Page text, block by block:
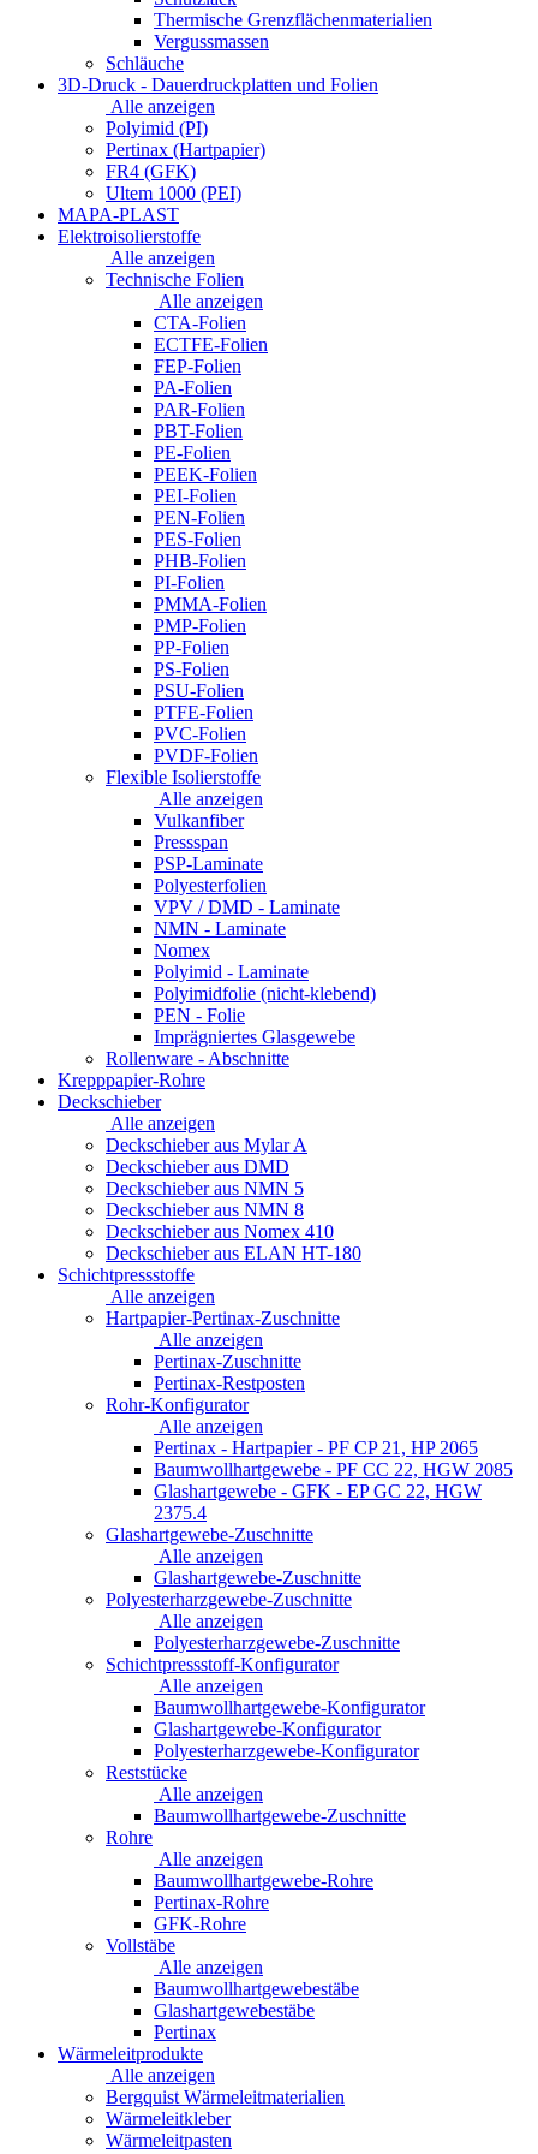
Thermische Grenzflächenmaterialien
Vergussmassen
Schläuche
3D-Druck - Dauerdruckplatten und Folien
Alle anzeigen
Polyimid (PI)
Pertinax (Hartpapier)
FR4 (GFK)
Ultem 1000 (PEI)
MAPA-PLAST
Elektroisolierstoffe
Alle anzeigen
Technische Folien
Alle anzeigen
CTA-Folien
ECTFE-Folien
FEP-Folien
PA-Folien
PAR-Folien
PBT-Folien
PE-Folien
PEEK-Folien
PEI-Folien
PEN-Folien
PES-Folien
PHB-Folien
PI-Folien
PMMA-Folien
PMP-Folien
PP-Folien
PS-Folien
PSU-Folien
PTFE-Folien
PVC-Folien
PVDF-Folien
Flexible Isolierstoffe
Alle anzeigen
Vulkanfiber
Pressspan
PSP-Laminate
Polyesterfolien
VPV / DMD - Laminate
NMN - Laminate
Nomex
Polyimid - Laminate
Polyimidfolie (nicht-klebend)
PEN - Folie
Imprägniertes Glasgewebe
Rollenware - Abschnitte
Krepppapier-Rohre
Deckschieber
Alle anzeigen
Deckschieber aus Mylar A
Deckschieber aus DMD
Deckschieber aus NMN 5
Deckschieber aus NMN 8
Deckschieber aus Nomex 410
Deckschieber aus ELAN HT-180
Schichtpressstoffe
Alle anzeigen
Hartpapier-Pertinax-Zuschnitte
Alle anzeigen
Pertinax-Zuschnitte
Pertinax-Restposten
Rohr-Konfigurator
Alle anzeigen
Pertinax - Hartpapier - PF CP 21, HP 2065
Baumwollhartgewebe - PF CC 22, HGW 2085
Glashartgewebe - GFK - EP GC 22, HGW
2375.4
Glashartgewebe-Zuschnitte
Alle anzeigen
Glashartgewebe-Zuschnitte
Polyesterharzgewebe-Zuschnitte
Alle anzeigen
Polyesterharzgewebe-Zuschnitte
Schichtpressstoff-Konfigurator
Alle anzeigen
Baumwollhartgewebe-Konfigurator
Glashartgewebe-Konfigurator
Polyesterharzgewebe-Konfigurator
Reststücke
Alle anzeigen
Baumwollhartgewebe-Zuschnitte
Rohre
Alle anzeigen
Baumwollhartgewebe-Rohre
Pertinax-Rohre
GFK-Rohre
Vollstäbe
Alle anzeigen
Baumwollhartgewebestäbe
Glashartgewebestäbe
Pertinax
Wärmeleitprodukte
Alle anzeigen
Bergquist Wärmeleitmaterialien
Wärmeleitkleber
Wärmeleitpasten